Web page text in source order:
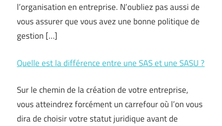
l’organisation en entreprise. N’oubliez pas aussi de
vous assurer que vous avez une bonne politique de
gestion […]
Quelle est la différence entre une SAS et une SASU ?
Sur le chemin de la création de votre entreprise,
vous atteindrez forcément un carrefour où l’on vous
dira de choisir votre statut juridique avant de